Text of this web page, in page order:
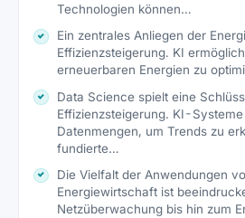
Technologien können…
Ein zentrales Anliegen der
Effizienzsteigerung. KI
erneuerbaren Energien zu
Data Science spielt eine
Effizienzsteigerung. KI-
Datenmengen, um Trends zu
fundierte…
Die Vielfalt der Anwendungen
Energiewirtschaft ist
Netzüberwachung bis hin zum